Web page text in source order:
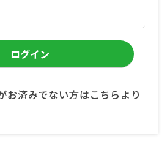
お済みでない方はこちらより